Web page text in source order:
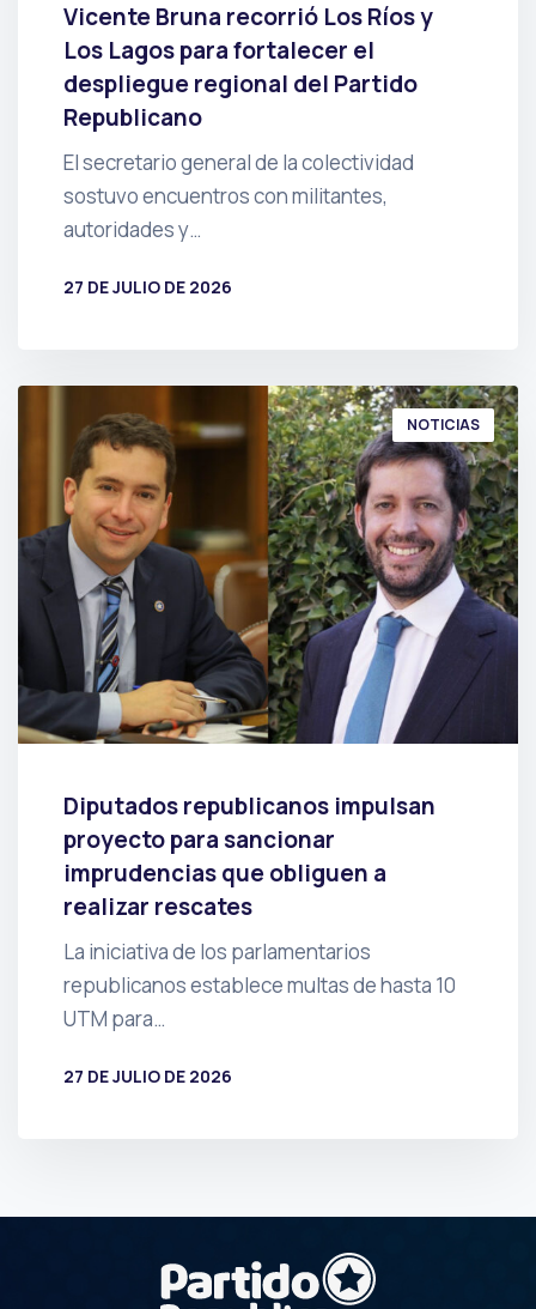
Vicente Bruna recorrió Los Ríos y
Los Lagos para fortalecer el
despliegue regional del Partido
Republicano
El secretario general de la colectividad
sostuvo encuentros con militantes,
autoridades y…
27 DE JULIO DE 2026
NOTICIAS
Diputados republicanos impulsan
proyecto para sancionar
imprudencias que obliguen a
realizar rescates
La iniciativa de los parlamentarios
republicanos establece multas de hasta 10
UTM para…
27 DE JULIO DE 2026